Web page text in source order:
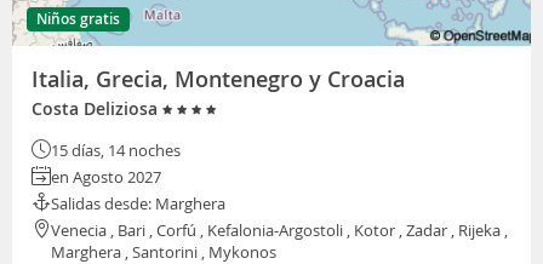
Niños gratis
Italia, Grecia, Montenegro y Croacia
Costa Deliziosa
15 días, 14 noches
en Agosto 2027
Salidas desde: Marghera
Venecia , Bari , Corfú , Kefalonia-Argostoli , Kotor , Zadar , Rijeka ,
Marghera , Santorini , Mykonos